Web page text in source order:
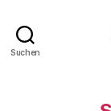
Suchen